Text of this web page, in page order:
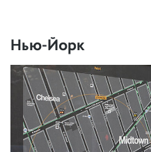
Нью-Йорк